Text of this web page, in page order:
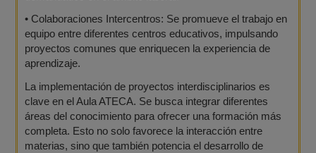
• Colaboraciones Intercentros: Se promueve el trabajo en
equipo entre diferentes centros educativos, impulsando
proyectos comunes que enriquecen la experiencia de
aprendizaje.
La implementación de proyectos interdisciplinarios es
clave en el Aula ATECA. Se busca integrar diferentes
áreas del conocimiento para ofrecer una formación más
completa. Esto no solo favorece la interacción entre
materias, sino que también potencia el desarrollo de